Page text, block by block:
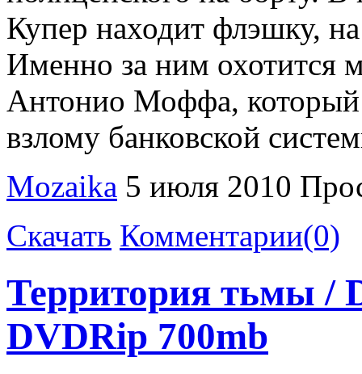
Купер находит флэшку,
Именно за ним охотится
Антонио Моффа, который
взлому банковской
Mozaika 5 июля 2010
Скачать Комментарии(0)
Территория тьмы /
DVDRip 700mb